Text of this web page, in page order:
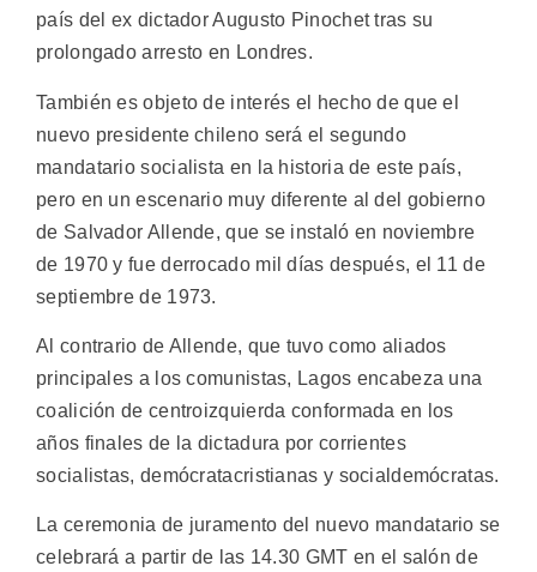
país del ex dictador Augusto Pinochet tras su
prolongado arresto en Londres.
También es objeto de interés el hecho de que el
nuevo presidente chileno será el segundo
mandatario socialista en la historia de este país,
pero en un escenario muy diferente al del gobierno
de Salvador Allende, que se instaló en noviembre
de 1970 y fue derrocado mil días después, el 11 de
septiembre de 1973.
Al contrario de Allende, que tuvo como aliados
principales a los comunistas, Lagos encabeza una
coalición de centroizquierda conformada en los
años finales de la dictadura por corrientes
socialistas, demócratacristianas y socialdemócratas.
La ceremonia de juramento del nuevo mandatario se
celebrará a partir de las 14.30 GMT en el salón de